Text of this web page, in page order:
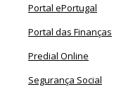
Portal ePortugal
Portal das Finanças
Predial Online
Segurança Social